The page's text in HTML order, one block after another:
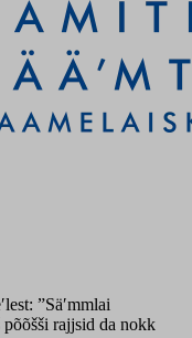
”Säʹmmlai
põõšši rajjsid da nokk